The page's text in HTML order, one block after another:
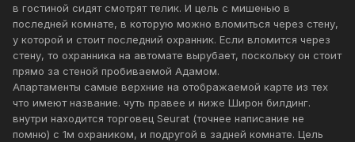
в гостиной сидят смотрят телик. И цель с мишенью в
последней комнате, в которую можно вломиться через стену,
у которой и стоит последний охранник. Если вломится через
стену, то охранника на автомате вырубает, поскольку он стоит
прямо за стеной пробиваемой Адамом.
Апартаменты самые верхние на отображаемой карте из тех
что имеют название. чуть правее и ниже Широн билдинг.
внутри находится торговец Seurat (точнее написание не
помню) с 1м охраником, и подругой в задней комнате. Цель